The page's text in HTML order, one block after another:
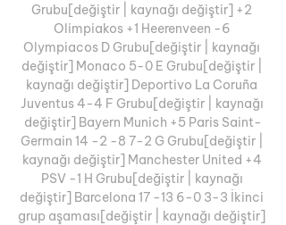
Grubu[değiştir | kaynağı değiştir] +2
Olimpiakos +1 Heerenveen -6
Olympiacos D Grubu[değiştir | kaynağı
değiştir] Monaco 5-0 E Grubu[değiştir |
kaynağı değiştir] Deportivo La Coruña
Juventus 4-4 F Grubu[değiştir | kaynağı
değiştir] Bayern Munich +5 Paris Saint-
Germain 14 -2 -8 7-2 G Grubu[değiştir |
kaynağı değiştir] Manchester United +4
PSV -1 H Grubu[değiştir | kaynağı
değiştir] Barcelona 17 -13 6-0 3-3 İkinci
grup aşaması[değiştir | kaynağı değiştir]